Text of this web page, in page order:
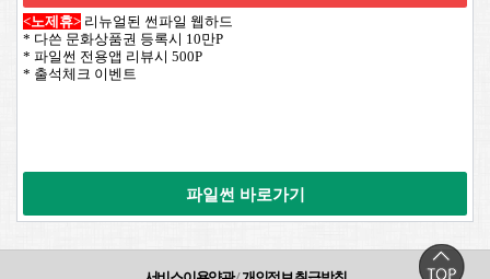
<노제휴> 리뉴얼된 썬파일 웹하드
* 다쓴 문화상품권 등록시 10만P
* 파일썬 전용앱 리뷰시 500P
* 출석체크 이벤트
파일썬 바로가기